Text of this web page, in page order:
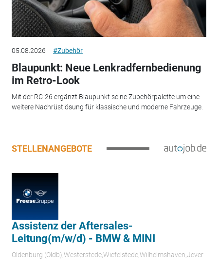
05.08.2026 #Zubehör
Blaupunkt: Neue Lenkradfernbedienung
im Retro-Look
Mit der RC-26 ergänzt Blaupunkt seine Zubehörpalette um eine
weitere Nachrüstlösung für klassische und moderne Fahrzeuge.
STELLENANGEBOTE
Assistenz der Aftersales-
Leitung(m/w/d) - BMW & MINI
Oldenburg (Oldb);Westerstede;Wiefelstede;Wilhelmshaven;Jever